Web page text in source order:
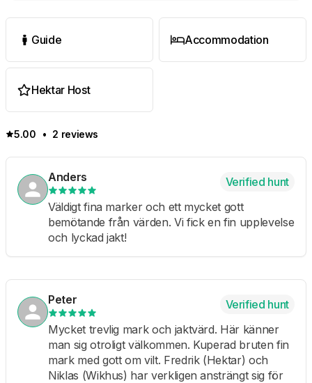
Guide Accommodation
Hektar Host
5.00 • 2 reviews
Anders
Verified hunt
Väldigt fina marker och ett mycket gott
bemötande från värden. Vi fick en fin upplevelse
och lyckad jakt!
Peter
Verified hunt
Mycket trevlig mark och jaktvärd. Här känner
man sig otroligt välkommen. Kuperad bruten fin
mark med gott om vilt. Fredrik (Hektar) och
Niklas (Wikhus) har verkligen ansträngt sig för